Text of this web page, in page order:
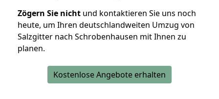
Zögern Sie nicht und kontaktieren Sie uns noch
heute, um Ihren deutschlandweiten Umzug von
Salzgitter nach Schrobenhausen mit Ihnen zu
planen.
Kostenlose Angebote erhalten